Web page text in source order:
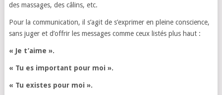
des massages, des câlins, etc.
Pour la communication, il s’agit de s’exprimer en pleine conscience,
sans juger et d’offrir les messages comme ceux listés plus haut :
« Je t’aime ».
« Tu es important pour moi ».
« Tu existes pour moi ».